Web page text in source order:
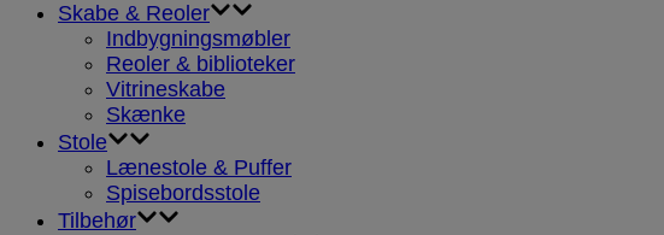
Skabe & Reoler
Indbygningsmøbler
Reoler & biblioteker
Vitrineskabe
Skænke
Stole
Lænestole & Puffer
Spisebordsstole
Tilbehør